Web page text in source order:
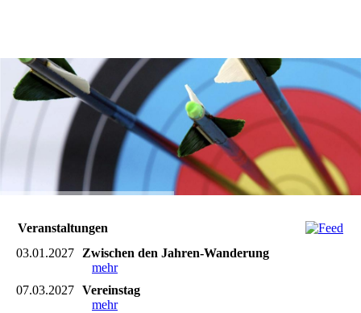
Veranstaltungen
03.01.2027
Zwischen den Jahren-Wanderung
mehr
07.03.2027 Vereinstag
mehr